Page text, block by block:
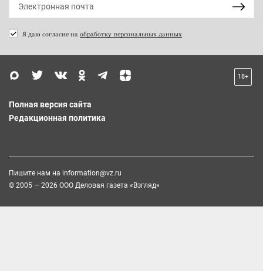
Я даю согласие на обработку персональных данных
18+
Полная версия сайта
Редакционная политика
Пишите нам на information@vz.ru
© 2005 — 2026 ООО Деловая газета «Взгляд»